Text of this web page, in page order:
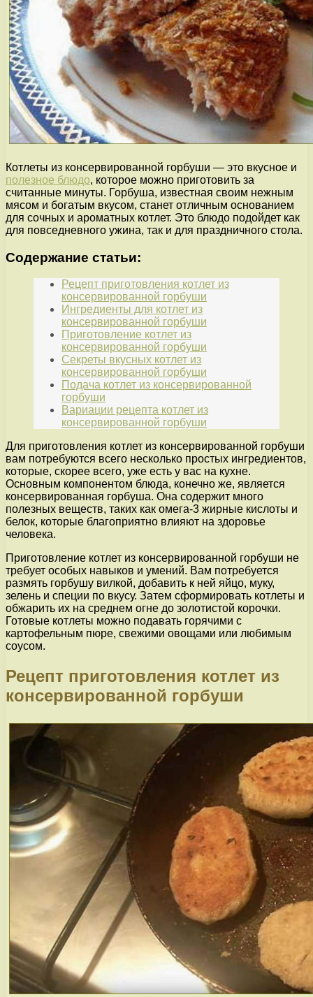
Котлеты из консервированной горбуши — это вкусное и
полезное блюдо, которое можно приготовить за
считанные минуты. Горбуша, известная своим нежным
мясом и богатым вкусом, станет отличным основанием
для сочных и ароматных котлет. Это блюдо подойдет как
для повседневного ужина, так и для праздничного стола.
Содержание статьи:
Рецепт приготовления котлет из
консервированной горбуши
Ингредиенты для котлет из
консервированной горбуши
Приготовление котлет из
консервированной горбуши
Секреты вкусных котлет из
консервированной горбуши
Подача котлет из консервированной
горбуши
Вариации рецепта котлет из
консервированной горбуши
Для приготовления котлет из консервированной горбуши
вам потребуются всего несколько простых ингредиентов,
которые, скорее всего, уже есть у вас на кухне.
Основным компонентом блюда, конечно же, является
консервированная горбуша. Она содержит много
полезных веществ, таких как омега-3 жирные кислоты и
белок, которые благоприятно влияют на здоровье
человека.
Приготовление котлет из консервированной горбуши не
требует особых навыков и умений. Вам потребуется
размять горбушу вилкой, добавить к ней яйцо, муку,
зелень и специи по вкусу. Затем сформировать котлеты и
обжарить их на среднем огне до золотистой корочки.
Готовые котлеты можно подавать горячими с
картофельным пюре, свежими овощами или любимым
соусом.
Рецепт приготовления котлет из
консервированной горбуши